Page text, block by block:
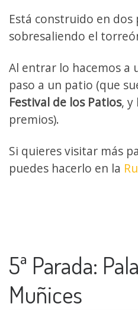
Está construido en dos
sobresaliendo el
Al entrar lo hacemos a
paso a un patio (que
Festival de los Patios, y
premios).
Si quieres visitar más
puedes hacerlo en la
5ª Parada:
Muñices